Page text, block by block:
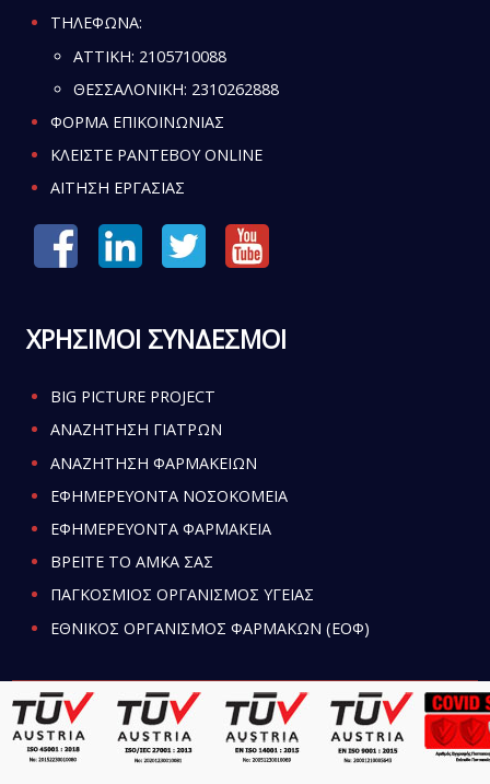
ΤΗΛΕΦΩΝΑ:
ATTIKH: 2105710088
ΘΕΣΣΑΛΟΝΙΚΗ: 2310262888
ΦΟΡΜΑ ΕΠΙΚΟΙΝΩΝΙΑΣ
ΚΛΕΙΣΤΕ ΡΑΝΤΕΒΟΥ ONLINE
ΑΙΤΗΣΗ ΕΡΓΑΣΙΑΣ
ΧΡΗΣΙΜΟΙ ΣΥΝΔΕΣΜΟΙ
BIG PICTURE PROJECT
ΑΝΑΖΗΤΗΣΗ ΓΙΑΤΡΩΝ
ΑΝΑΖΗΤΗΣΗ ΦΑΡΜΑΚΕΙΩΝ
ΕΦΗΜΕΡΕΥΟΝΤΑ ΝΟΣΟΚΟΜΕΙΑ
ΕΦΗΜΕΡΕΥΟΝΤΑ ΦΑΡΜΑΚΕΙΑ
ΒΡΕΙΤΕ ΤΟ ΑΜΚΑ ΣΑΣ
ΠΑΓΚΟΣΜΙΟΣ ΟΡΓΑΝΙΣΜΟΣ ΥΓΕΙΑΣ
ΕΘΝΙΚΟΣ ΟΡΓΑΝΙΣΜΟΣ ΦΑΡΜΑΚΩΝ (ΕΟΦ)